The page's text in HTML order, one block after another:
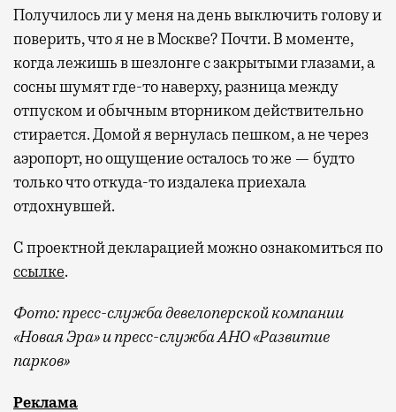
Получилось ли у меня на день выключить голову и
поверить, что я не в Москве? Почти. В моменте,
когда лежишь в шезлонге с закрытыми глазами, а
сосны шумят где-то наверху, разница между
отпуском и обычным вторником действительно
стирается. Домой я вернулась пешком, а не через
аэропорт, но ощущение осталось то же — будто
только что откуда-то издалека приехала
отдохнувшей.
С проектной декларацией можно ознакомиться по
ссылке.
Фото:пресс-служба девелоперской компании
«Новая Эра» и пресс-служба АНО «Развитие
парков»
Отпуск в этом году у меня кочует: сначала
Реклама